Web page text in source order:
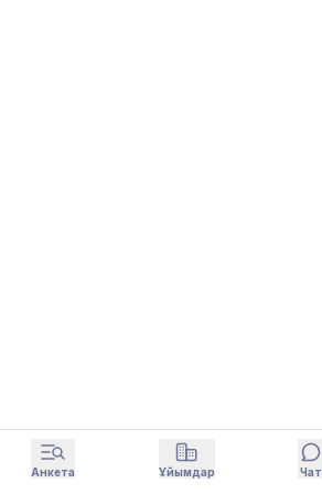
Анкета Ұйымдар Чат